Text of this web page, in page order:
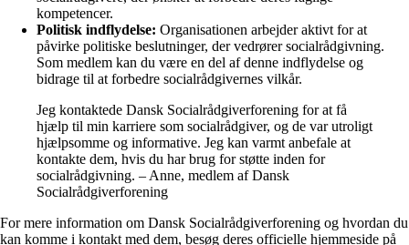
kompetencer.
Politisk indflydelse: Organisationen arbejder aktivt for at
påvirke politiske beslutninger, der vedrører socialrådgivning.
Som medlem kan du være en del af denne indflydelse og
bidrage til at forbedre socialrådgivernes vilkår.
Jeg kontaktede Dansk Socialrådgiverforening for at få
hjælp til min karriere som socialrådgiver, og de var utroligt
hjælpsomme og informative. Jeg kan varmt anbefale at
kontakte dem, hvis du har brug for støtte inden for
socialrådgivning. – Anne, medlem af Dansk
Socialrådgiverforening
For mere information om Dansk Socialrådgiverforening og hvordan du
kan komme i kontakt med dem, besøg deres officielle hjemmeside på